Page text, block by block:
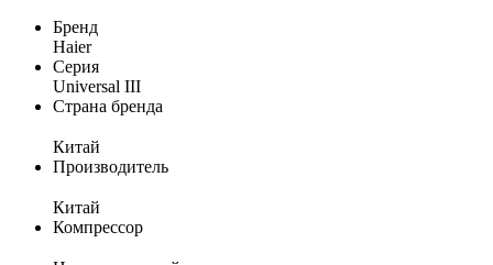
Бренд
Haier
Серия
Universal III
Страна бренда
Китай
Производитель
Китай
Компрессор